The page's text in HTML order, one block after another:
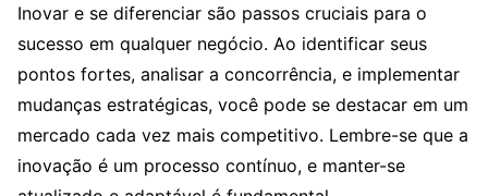
Inovar e se diferenciar são passos cruciais para o
sucesso em qualquer negócio. Ao identificar seus
pontos fortes, analisar a concorrência, e implementar
mudanças estratégicas, você pode se destacar em um
mercado cada vez mais competitivo. Lembre-se que a
inovação é um processo contínuo, e manter-se